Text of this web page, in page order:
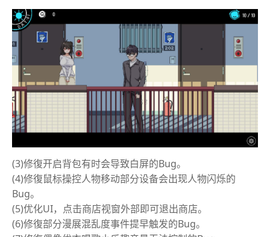
(3)修復开启背包有时会导致白屏的Bug。
(4)修復鼠标操控人物移动部分设备会出现人物闪烁的
Bug。
(5)优化UI，点击商店视窗外部即可退出商店。
(6)修復部分漫展混乱度事件提早触发的Bug。